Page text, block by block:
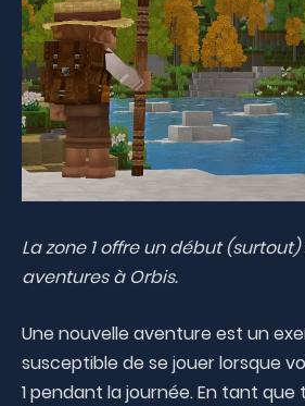
La zone 1 offre un début
aventures à Orbis.
Une nouvelle aventure est un
susceptible de se jouer lorsque
1 pendant la journée. En tant que